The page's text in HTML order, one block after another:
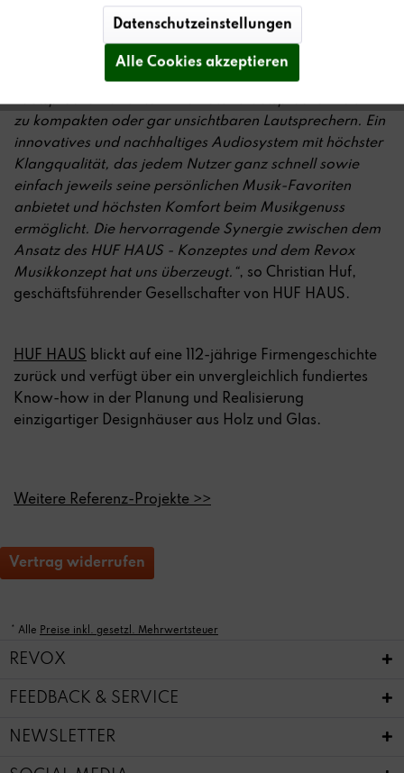
haben wir uns bewusst in unserem Musterhaus in
Hartenfels für den Einbau eines Revox Multiuser |
Multiroom Systems entschieden. Dies bietet vielfältige
Audiolösungen und wahlweise unterschiedliche
zu kompakten oder gar unsichtbaren Lautsprechern. Ein
innovatives und nachhaltiges Audiosystem mit höchster
Klangqualität, das jedem Nutzer ganz schnell sowie
einfach jeweils seine persönlichen Musik-Favoriten
anbietet und höchsten Komfort beim Musikgenuss
ermöglicht. Die hervorragende Synergie zwischen dem
Ansatz des HUF HAUS - Konzeptes und dem Revox
Musikkonzept hat uns überzeugt.“, so Christian Huf,
geschäftsführender Gesellschafter von HUF HAUS.
HUF HAUS blickt auf eine 112-jährige Firmengeschichte
zurück und verfügt über ein unvergleichlich fundiertes
Know-how in der Planung und Realisierung
einzigartiger Designhäuser aus Holz und Glas.
Weitere Referenz-Projekte >>
Vertrag widerrufen
* Alle Preise inkl. gesetzl. Mehrwertsteuer
REVOX
FEEDBACK & SERVICE
NEWSLETTER
Datenschutzeinstellungen
Alle Cookies akzeptieren